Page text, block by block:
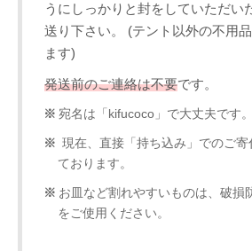
うにしっかりと封をしていただい
送り下さい。 (テント以外の不用
ます)
発送前のご連絡は不要です。
宛名は「kifucoco」で大丈夫です。
現在、直接「持ち込み」でのご寄
ております。
お皿など割れやすいものは、破損
をご使用ください。